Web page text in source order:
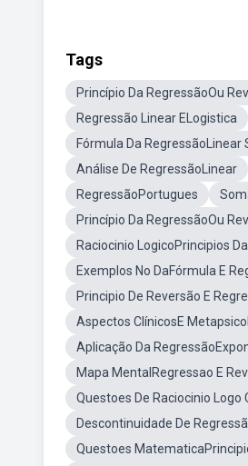
Tags
Princípio Da RegressãoOu
Regressão Linear ELogistica
Fórmula Da RegressãoLinear
Análise De RegressãoLinear
RegressãoPortugues
Princípio Da RegressãoOu
Raciocinio LogicoPrincipios
Exemplos No DaFórmula E
Principio De Reversão E
Aspectos ClínicosE
Aplicação Da
Mapa MentalRegressao E
Questoes De Raciocinio Logo
Descontinuidade De
Questoes